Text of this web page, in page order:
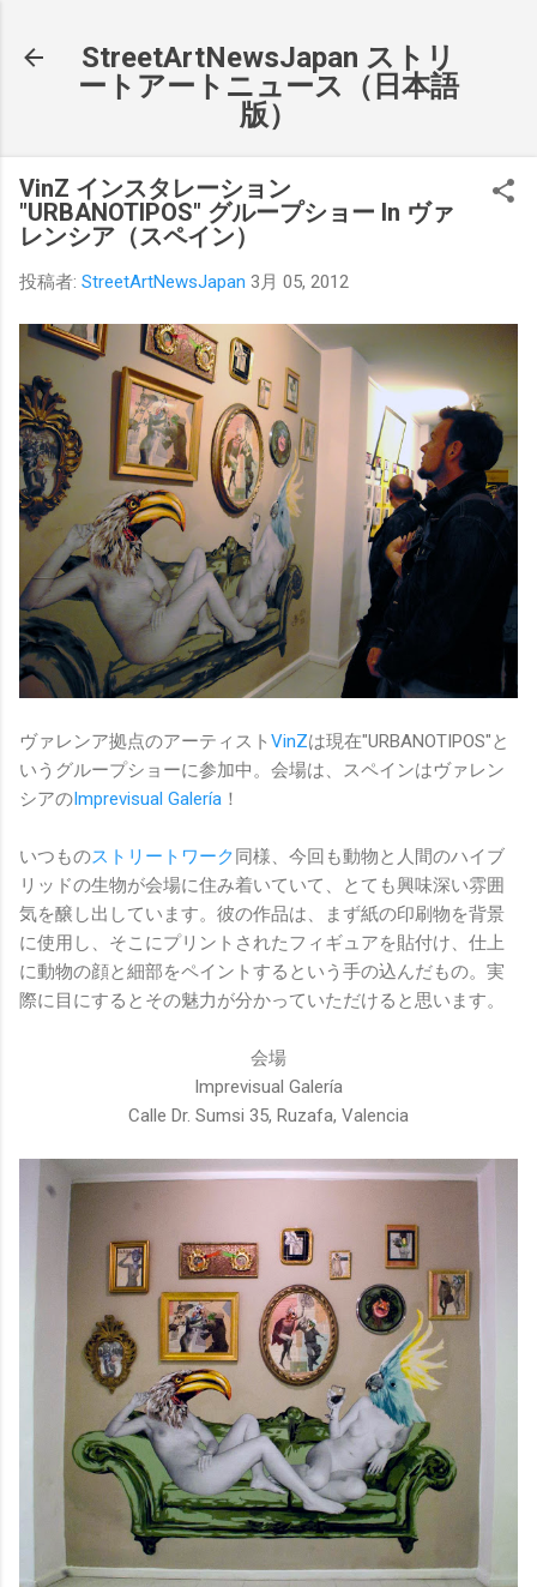
StreetArtNewsJapan ストリ
ートアートニュース（日本語
版）
VinZ インスタレーション
"URBANOTIPOS" グループショー In ヴァ
レンシア（スペイン）
投稿者: StreetArtNewsJapan 3月 05, 2012
ヴァレンア拠点のアーティスト VinZは現在"URBANOTIPOS"と
いうグループショーに参加中。会場は、スペインはヴァレン
シアのImprevisual Galería ！
いつものストリートワーク同様、今回も動物と人間のハイブ
リッドの生物が会場に住み着いていて、とても興味深い雰囲
気を醸し出しています。彼の作品は、まず紙の印刷物を背景
に使用し、そこにプリントされたフィギュアを貼付け、仕上
に動物の顔と細部をペイントするという手の込んだもの。実
際に目にするとその魅力が分かっていただけると思います。
会場
Imprevisual Galería
Calle Dr. Sumsi 35, Ruzafa, Valencia